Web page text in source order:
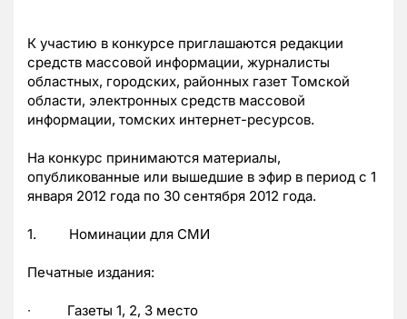
К участию в конкурсе приглашаются редакции
средств массовой информации, журналисты
областных, городских, районных газет Томской
области, электронных средств массовой
информации, томских интернет-ресурсов.
На конкурс принимаются материалы,
опубликованные или вышедшие в эфир в период с 1
января 2012 года по 30 сентября 2012 года.
1. Номинации для СМИ
Печатные издания:
∙ Газеты 1, 2, 3 место